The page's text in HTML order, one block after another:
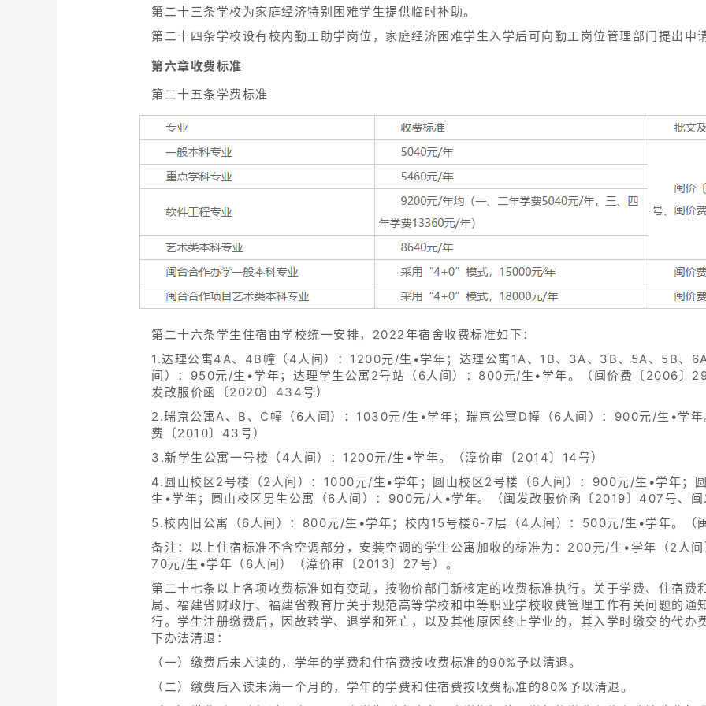
第二十三条学校为家庭经济特别困难学生提供临时补助。
第二十四条学校设有校内勤工助学岗位，家庭经济困难学生入学后可向勤工岗位管理部门提出申
第六章收费标准
第二十五条学费标准
第二十六条学生住宿由学校统一安排，2022年宿舍收费标准如下：
1.达理公寓4A、4B幢（4人间）：1200元/生•学年；达理公寓1A、1B、3A、3B、5A、5B、
间）：950元/生•学年；达理学生公寓2号站（6人间）：800元/生•学年。（闽价费〔2006〕
发改服价函〔2020〕434号）
2.瑞京公寓A、B、C幢（6人间）：1030元/生•学年；瑞京公寓D幢（6人间）：900元/生•学
费〔2010〕43号）
3.新学生公寓一号楼（4人间）：1200元/生•学年。（漳价审〔2014〕14号）
4.圆山校区2号楼（2人间）：1000元/生•学年；圆山校区2号楼（6人间）：900元/生•学年；
生•学年；圆山校区男生公寓（6人间）：900元/人•学年。（闽发改服价函〔2019〕407号、
5.校内旧公寓（6人间）：800元/生•学年；校内15号楼6-7层（4人间）：500元/生•学年。
备注：以上住宿标准不含空调部分，安装空调的学生公寓加收的标准为：200元/生•学年（2人
70元/生•学年（6人间）（漳价审〔2013〕27号）。
第二十七条以上各项收费标准如有变动，按物价部门新核定的收费标准执行。关于学费、住宿费
局、福建省财政厅、福建省教育厅关于规范高等学校和中等职业学校收费管理工作有关问题的
行。学生注册缴费后，因故转学、退学和死亡，以及其他原因终止学业的，其入学时缴交的代办
下办法清退：
（一）缴费后未入读的，学年的学费和住宿费按收费标准的90%予以清退。
（二）缴费后入读未满一个月的，学年的学费和住宿费按收费标准的80%予以清退。